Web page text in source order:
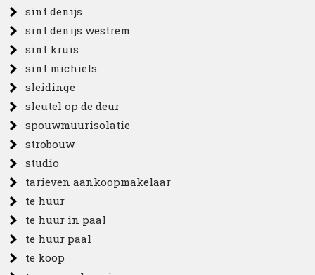
sint denijs
sint denijs westrem
sint kruis
sint michiels
sleidinge
sleutel op de deur
spouwmuurisolatie
strobouw
studio
tarieven aankoopmakelaar
te huur
te huur in paal
te huur paal
te koop